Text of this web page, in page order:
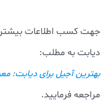
جهت کسب اطلاعات بیشتر
دیابت به مطلب:
بهترین آجیل‌ برای دیابت: معرفی 6 آجیل مناسب
مراجعه فرمایید.